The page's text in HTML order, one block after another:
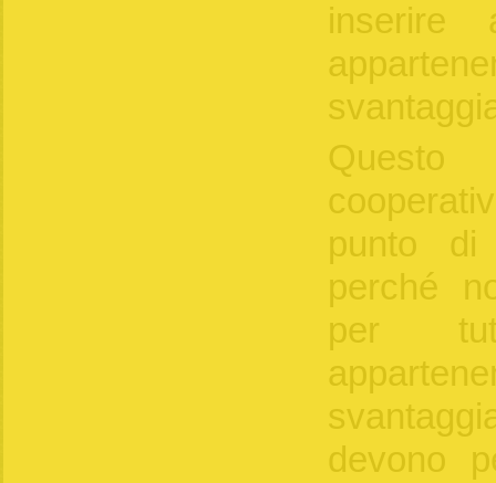
inserire
punto di
perché
per
devono